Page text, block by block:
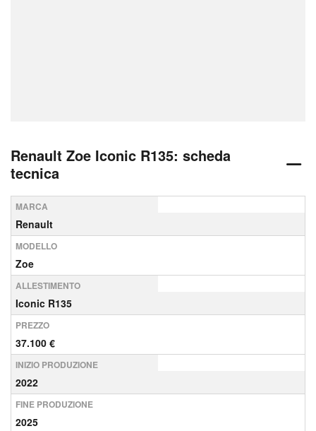
Renault Zoe Iconic R135: scheda
tecnica
MARCA
Renault
MODELLO
Zoe
ALLESTIMENTO
Iconic R135
PREZZO
37.100 €
INIZIO PRODUZIONE
2022
FINE PRODUZIONE
2025